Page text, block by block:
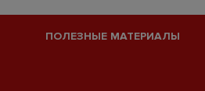
ПОЛЕЗНЫЕ МАТЕРИАЛЫ